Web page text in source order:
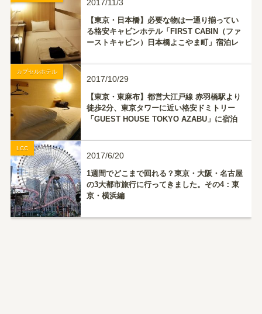
2017/11/3
【東京・日本橋】必要な物は一通り揃ってい
る格安キャビンホテル「FIRST CABIN（ファ
ーストキャビン）日本橋よこやま町」宿泊レ
カプセルホテル
2017/10/29
【東京・東麻布】都営大江戸線 赤羽橋駅より
徒歩2分、東京タワーに近い格安ドミトリー
「GUEST HOUSE TOKYO AZABU」に宿泊
LCC
2017/6/20
1週間でどこまで回れる？東京・大阪・名古屋
の3大都市旅行に行ってきました。その4：東
京・横浜編